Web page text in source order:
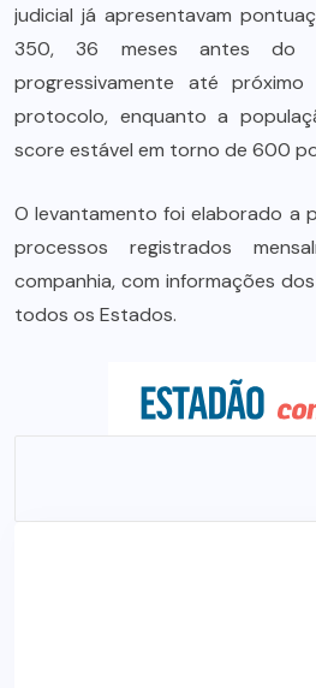
judicial já apresentavam
350, 36 meses antes do
progressivamente até
protocolo, enquanto a
score estável em torno de 600
O levantamento foi elaborado a
processos registrados
companhia, com informações
todos os Estados.